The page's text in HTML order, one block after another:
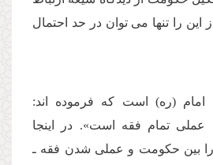
این را تنها مى توان در حد احتمال
(ره) است كه فرموده اند:
تمام فقه است». در اینجا
بین حكومت و عملى شدن فقه ـ